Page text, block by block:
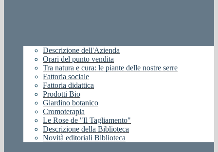
Descrizione dell'Azienda
Orari del punto vendita
Tra natura e cura: le piante delle nostre serre
Fattoria sociale
Fattoria didattica
Prodotti Bio
Giardino botanico
Cromoterapia
Le Rose de "Il Tagliamento"
Descrizione della Biblioteca
Novità editoriali Biblioteca